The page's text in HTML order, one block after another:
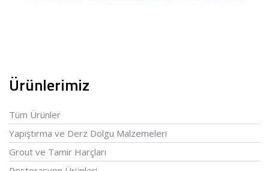
Ürünlerimiz
Tüm Ürünler
Yapıştırma ve Derz Dolgu Malzemeleri
Grout ve Tamir Harçları